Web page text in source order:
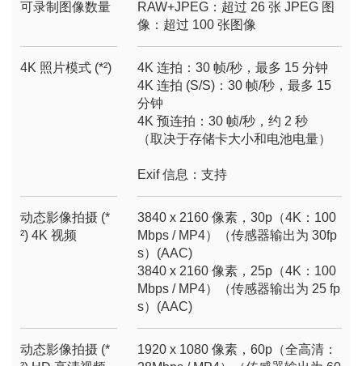
可录制图像数量
RAW+JPEG：超过 26 张 JPEG 图
像：超过 100 张图像
4K 照片模式 (*²)
4K 连拍：30 帧/秒，最多 15 分钟
4K 连拍 (S/S)：30 帧/秒，最多 15
分钟
4K 预连拍：30 帧/秒，约 2 秒
（取决于存储卡大小和电池电量）
Exif 信息：支持
动态影像拍摄 (*
²) 4K 视频
3840 x 2160 像素，30p（4K：100
Mbps / MP4）（传感器输出为 30fp
s）(AAC)
3840 x 2160 像素，25p（4K：100
Mbps / MP4）（传感器输出为 25 fp
s）(AAC)
动态影像拍摄 (*
1920 x 1080 像素，60p（全高清：